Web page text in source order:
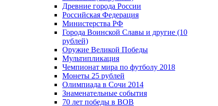
Древние города России
Российская Федерация
Министерства РФ
Города Воинской Славы и другие (10
рублей)
Оружие Великой Победы
Мультипликация
Чемпионат мира по футболу 2018
Монеты 25 рублей
Олимпиада в Сочи 2014
Знаменательные события
70 лет победы в ВОВ